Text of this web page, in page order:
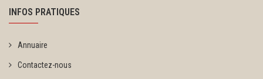
INFOS PRATIQUES
Annuaire
Contactez-nous